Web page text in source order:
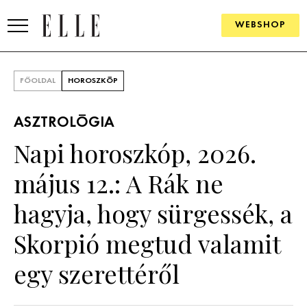
WEBSHOP
SZÉPSÉG
KULTÚRA
PSZICHÉ
FŐOLDAL HOROSZKÓP
ASZTROLÓGIA
Napi horoszkóp, 2026.
május 12.: A Rák ne
hagyja, hogy sürgessék, a
Skorpió megtud valamit
egy szerettéről